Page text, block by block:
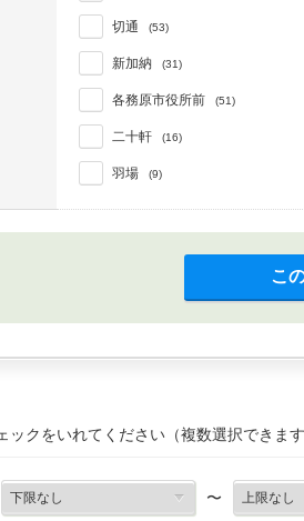
切通 (53)
新加納 (31)
各務原市役所前 (51)
二十軒 (16)
羽場 (9)
こ
ックをいれてください（複数選択できま
〜